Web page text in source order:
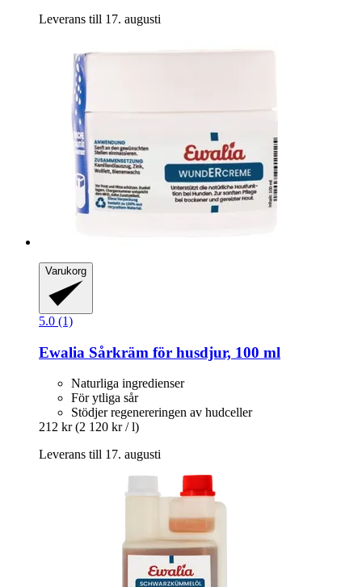
Leverans till 17. augusti
Varukorg
5.0 (1)
Ewalia Sårkräm för husdjur, 100 ml
Naturliga ingredienser
För ytliga sår
Stödjer regenereringen av hudceller
212 kr (2 120 kr / l)
Leverans till 17. augusti